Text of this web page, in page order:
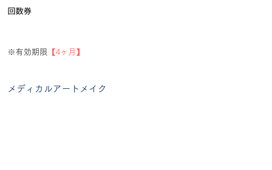
回数券
※有効期限 【4ヶ月】
メディカルアートメイク